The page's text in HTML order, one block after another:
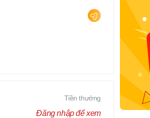
Tiền thưởng
Đăng nhập để xem